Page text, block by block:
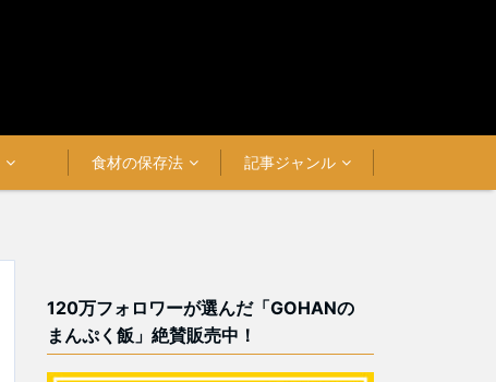
食材の保存法 記事ジャンル
120万フォロワーが選んだ「GOHANの
まんぷく飯」絶賛販売中！